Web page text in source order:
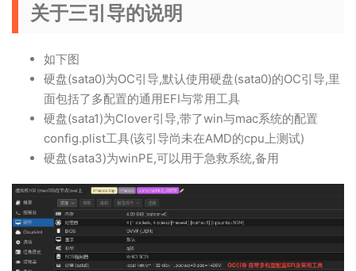
关于三引导的说明
如下图
硬盘(sata0)为OC引导,默认使用硬盘(sata0)的OC引导,里
面包括了多配置的通用EFI与常用工具
硬盘(sata1)为Clover引导,带了win与mac系统的配置
config.plist工具(该引导尚未在AMD的cpu上测试)
硬盘(sata3)为winPE,可以用于急救系统,备用